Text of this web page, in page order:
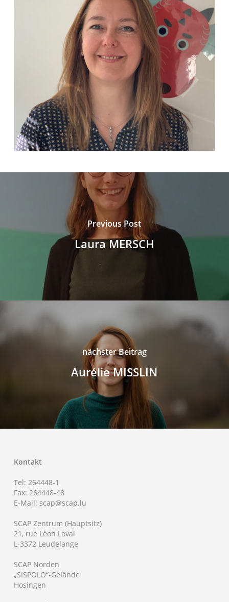
Previous Post
Laura MERSCH
nächster Beitrag
Aurélie MISSLIN
Kontakt
Tel: 264448-1
Fax: 264448-48
E-Mail: scap@scap.lu
SCAP Zentrum (Hauptsitz)
21, rue Léon Laval
L-3372 Leudelange
SCAP Norden
„SISPOLO“-Gelände
Hosingen